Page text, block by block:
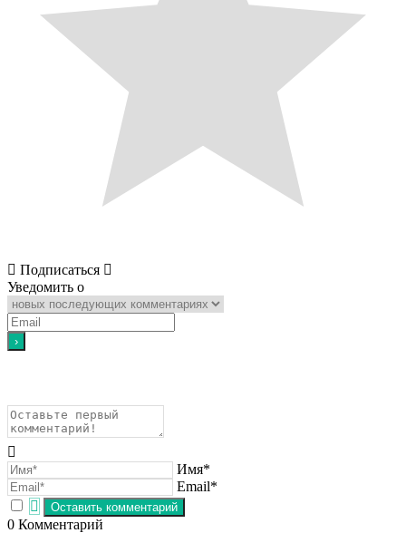
Подписаться
Уведомить о
Имя*
Email*
0 Комментарий